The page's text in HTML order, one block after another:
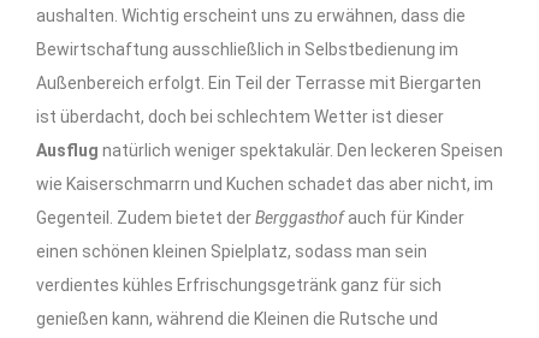
aushalten. Wichtig erscheint uns zu erwähnen, dass die
Bewirtschaftung ausschließlich in Selbstbedienung im
Außenbereich erfolgt. Ein Teil der Terrasse mit Biergarten
ist überdacht, doch bei schlechtem Wetter ist dieser
Ausflug natürlich weniger spektakulär. Den leckeren Speisen
wie Kaiserschmarrn und Kuchen schadet das aber nicht, im
Gegenteil. Zudem bietet derBerggasthofauch für Kinder
einen schönen kleinen Spielplatz, sodass man sein
verdientes kühles Erfrischungsgetränk ganz für sich
genießen kann, während die Kleinen die Rutsche und